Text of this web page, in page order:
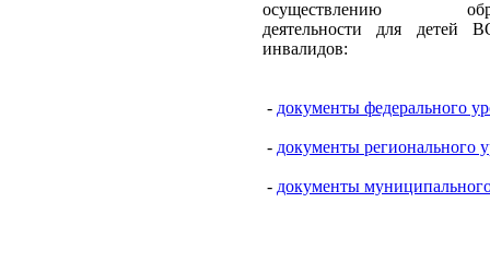
осуществлению
деятельности для детей
инвалидов:
- документы федерального
- документы регионального
- документы